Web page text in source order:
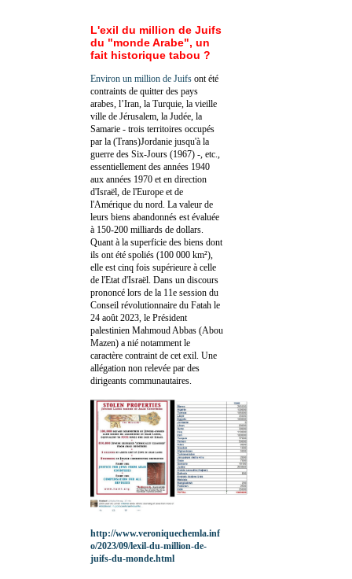
L'exil du million de Juifs
du "monde Arabe", un
fait historique tabou ?
Environ un million de Juifs ont été
contraints de quitter des pays
arabes, l’Iran, la Turquie, la vieille
ville de Jérusalem, la Judée, la
Samarie - trois territoires occupés
par la (Trans)Jordanie jusqu'à la
guerre des Six-Jours (1967) -, etc.,
essentiellement des années 1940
aux années 1970 et en direction
d'Israël, de l'Europe et de
l'Amérique du nord. La valeur de
leurs biens abandonnés est évaluée
à 150-200 milliards de dollars.
Quant à la superficie des biens dont
ils ont été spoliés (100 000 km²),
elle est cinq fois supérieure à celle
de l'Etat d'Israël. Dans un discours
prononcé lors de la 11e session du
Conseil révolutionnaire du Fatah le
24 août 2023, le Président
palestinien Mahmoud Abbas (Abou
Mazen) a nié notamment le
caractère contraint de cet exil. Une
allégation non relevée par des
dirigeants communautaires.
http://www.veroniquechemla.inf
o/2023/09/lexil-du-million-de-
juifs-du-monde.html